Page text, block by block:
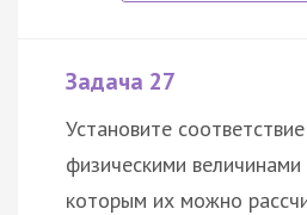
Задача 27
Установите
физическими
которым их можно